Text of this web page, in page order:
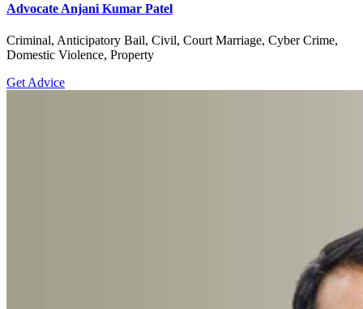
Advocate Anjani Kumar Patel
Criminal, Anticipatory Bail, Civil, Court Marriage, Cyber Crime,
Domestic Violence, Property
Get Advice